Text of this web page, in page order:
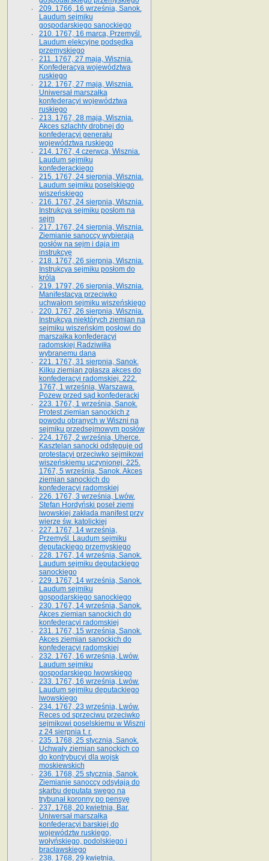
209. 1766, 16 września, Sanok.
Laudum sejmiku
gospodarskiego sanockiego
210. 1767, 16 marca, Przemyśl.
Laudum elekcyjne podsędka
przemyskiego
211. 1767, 27 maja, Wisznia.
Konfederacya województwa
ruskiego
212. 1767, 27 maja, Wisznia.
Uniwersał marszałka
konfederacyi województwa
ruskiego
213. 1767, 28 maja, Wisznia.
Akces szlachty drobnej do
konfederacyi generału
województwa ruskiego
214. 1767, 4 czerwca, Wisznia.
Laudum sejmiku
konfederackiego
215. 1767, 24 sierpnia, Wisznia.
Laudum sejmiku poselskiego
wiszeńskiego
216. 1767, 24 sierpnia, Wisznia.
Instrukcya sejmiku posłom na
sejm
217. 1767, 24 sierpnia, Wisznia.
Ziemianie sanoccy wybierają
posłów na sejm i dają im
instrukcyę
218. 1767, 26 sierpnia, Wisznia.
Instrukcya sejmiku posłom do
króla
219. 1797, 26 sierpnia, Wisznia.
Manifestacya przeciwko
uchwałom sejmiku wiszeńskiego
220. 1767, 26 sierpnia, Wisznia.
Instrukcya niektórych ziemian na
sejmiku wiszeńskim posłowi do
marszałka konfe­deracyi
radomskiej Radziwiłła
wybranemu dana
221. 1767, 31 sierpnia, Sanok.
Kilku ziemian zgłasza akces do
konfederacyi radomskiej. 222.
1767, 1 września, Warszawa.
Pozew przed sąd konfederacki
223. 1767, 1 września, Sanok.
Protest ziemian sanockich z
powodu obranych w Wiszni na
sejmiku przedsejmo­wym posłów
224. 1767, 2 września, Uherce.
Kasztelan sanocki odstępuje od
protestacyi przeciwko sejmikowi
wiszeńskiemu uczynionej. 225.
1767, 5 września, Sanok. Akces
ziemian sanockich do
konfederacyi radomskiej
226. 1767, 3 września, Lwów.
Stefan Hordyński poseł ziemi
lwowskiej zakłada manifest przy
wierze św. ka­tolickiej
227. 1767, 14 września,
Przemyśl. Laudum sejmiku
deputackiego przemyskiego
228. 1767, 14 września, Sanok.
Laudum sejmiku deputackiego
sanockiego
229. 1767, 14 września, Sanok.
Laudum sejmiku
gospodarskiego sanockiego
230. 1767, 14 września, Sanok.
Akces ziemian sanockich do
konfederacyi radomskiej
231. 1767, 15 września, Sanok.
Akces ziemian sanockich do
konfederacyi radomskiej
232. 1767, 16 września, Lwów.
Laudum sejmiku
gospodarskiego lwowskiego
233. 1767, 16 września, Lwów.
Laudum sejmiku deputackiego
lwowskiego
234. 1767, 23 września, Lwów.
Reces od sprzeciwu przeciwko
sejmikowi poselskiemu w Wiszni
z 24 sierpnia t. r.
235. 1768, 25 stycznia, Sanok.
Uchwały ziemian sanockich co
do kontrybucyi dla wojsk
moskiewskich
236. 1768, 25 stycznia, Sanok.
Ziemianie sanoccy odsyłają do
skarbu deputata swego na
trybunał koronny po pensyę
237. 1768, 20 kwietnia, Bar.
Uniwersał marszałka
konfederacyi barskiej do
województw ruskiego,
wołyńskiego, podolskiego i
bracławskiego
238. 1768, 29 kwietnia,